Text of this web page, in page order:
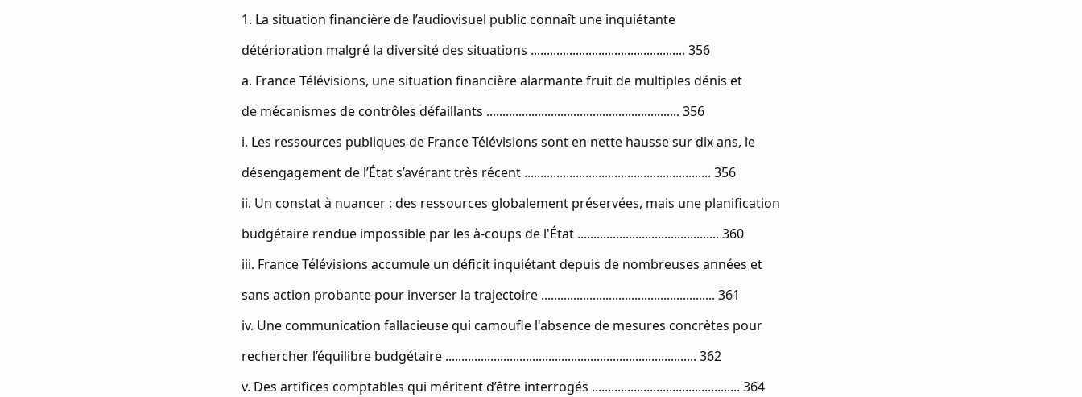
1. La situation financière de l’audiovisuel public connaît une inquiétante
détérioration malgré la diversité des situations ................................................ 356
a. France Télévisions, une situation financière alarmante fruit de multiples dénis et
de mécanismes de contrôles défaillants ............................................................ 356
i. Les ressources publiques de France Télévisions sont en nette hausse sur dix ans, le
désengagement de l’État s’avérant très récent .......................................................... 356
ii. Un constat à nuancer : des ressources globalement préservées, mais une planification
budgétaire rendue impossible par les à-coups de l'État ............................................ 360
iii. France Télévisions accumule un déficit inquiétant depuis de nombreuses années et
sans action probante pour inverser la trajectoire ...................................................... 361
iv. Une communication fallacieuse qui camoufle l'absence de mesures concrètes pour
rechercher l’équilibre budgétaire .............................................................................. 362
v. Des artifices comptables qui méritent d’être interrogés .............................................. 364